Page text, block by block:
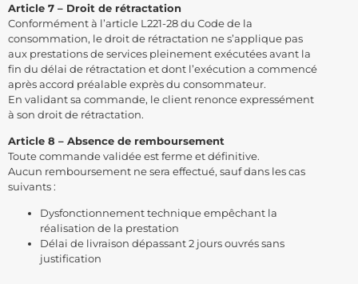
Article 7 – Droit de rétractation
Conformément à l’article L221-28 du Code de la
consommation, le droit de rétractation ne s’applique pas
aux prestations de services pleinement exécutées avant la
fin du délai de rétractation et dont l’exécution a commencé
après accord préalable exprès du consommateur.
En validant sa commande, le client renonce expressément
à son droit de rétractation.
Article 8 – Absence de remboursement
Toute commande validée est ferme et définitive.
Aucun remboursement ne sera effectué, sauf dans les cas
suivants :
Dysfonctionnement technique empêchant la
réalisation de la prestation
Délai de livraison dépassant 2 jours ouvrés sans
justification